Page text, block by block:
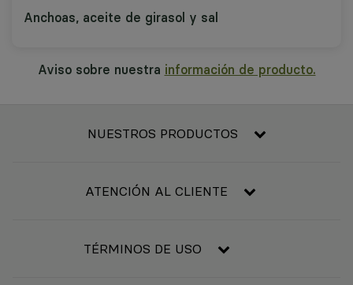
Anchoas, aceite de girasol y sal
Aviso sobre nuestra información de producto.
NUESTROS PRODUCTOS
Bebé
ATENCIÓN AL CLIENTE
TÉRMINOS DE USO